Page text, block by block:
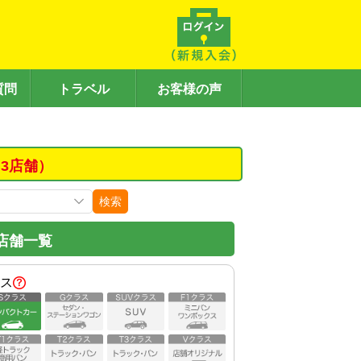
問 トラベル お客様の声
舗）
検索
舗一覧